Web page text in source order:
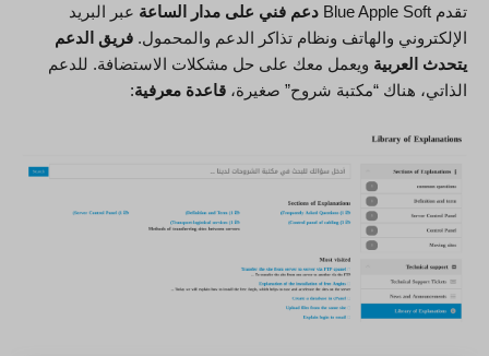
تقدم Blue Apple Soft دعم فني على مدار الساعة عبر البريد
الإلكتروني والهاتف ونظام تذاكر الدعم والمحمول. فريق الدعم
يتحدث العربية ويعمل معك على حل مشكلات الاستضافة. للدعم
الذاتي، هناك “مكتبة شروح” صغيرة، قاعدة معرفية: